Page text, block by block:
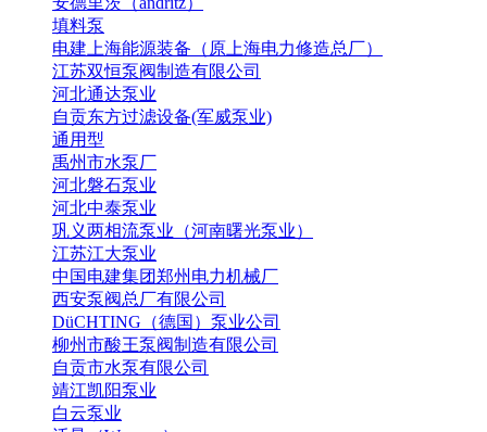
填料泵
电建上海能源装备（原上海电力修造总厂）
江苏双恒泵阀制造有限公司
河北通达泵业
自贡东方过滤设备(军威泵业)
通用型
禹州市水泵厂
河北磐石泵业
河北中泰泵业
巩义两相流泵业（河南曙光泵业）
江苏江大泵业
中国电建集团郑州电力机械厂
西安泵阀总厂有限公司
DüCHTING（德国）泵业公司
柳州市酸王泵阀制造有限公司
自贡市水泵有限公司
靖江凯阳泵业
白云泵业